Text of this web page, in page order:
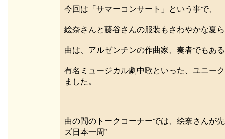
今回は「サマーコンサート」という事で、
絵奈さんと藤谷さんの服装もさわやかな夏
曲は、アルゼンチンの作曲家、奏者でもあ
有名ミュージカル劇中歌といった、ユニー
ました。
曲の間のトークコーナーでは、絵奈さんが
ズ日本一周”